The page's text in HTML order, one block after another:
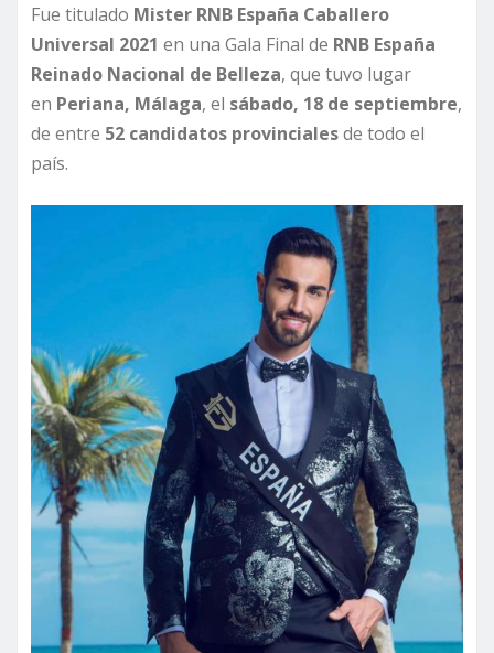
Fue titulado Mister RNB España Caballero
Universal 2021 en una Gala Final de RNB España
Reinado Nacional de Belleza, que tuvo lugar
en Periana, Málaga, el sábado, 18 de septiembre,
de entre 52 candidatos provincialesde todo el
país.